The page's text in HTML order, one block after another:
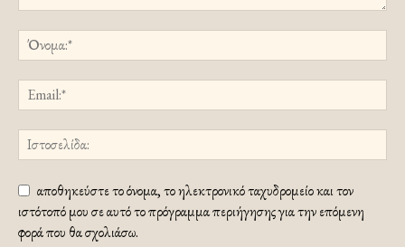
αποθηκεύστε το όνομα, το ηλεκτρονικό ταχυδρομείο και τον
ιστότοπό μου σε αυτό το πρόγραμμα περιήγησης για την επόμενη
φορά που θα σχολιάσω.